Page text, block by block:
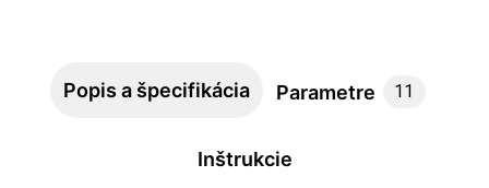
Popis a špecifikácia Parametre 11
Inštrukcie